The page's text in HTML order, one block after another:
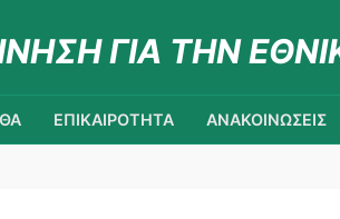
ΓΙΑ ΤΗΝ
ΕΠΙΚΑΙΡΟΤΗΤΑ ΑΝΑΚΟΙΝΩΣΕΙΣ